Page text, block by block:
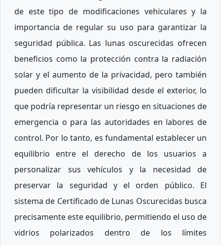
de este tipo de modificaciones vehiculares y la
importancia de regular su uso para garantizar la
seguridad pública. Las lunas oscurecidas ofrecen
beneficios como la protección contra la radiación
solar y el aumento de la privacidad, pero también
pueden dificultar la visibilidad desde el exterior, lo
que podría representar un riesgo en situaciones de
emergencia o para las autoridades en labores de
control. Por lo tanto, es fundamental establecer un
equilibrio entre el derecho de los usuarios a
personalizar sus vehículos y la necesidad de
preservar la seguridad y el orden público. El
sistema de Certificado de Lunas Oscurecidas busca
precisamente este equilibrio, permitiendo el uso de
vidrios polarizados dentro de los límites